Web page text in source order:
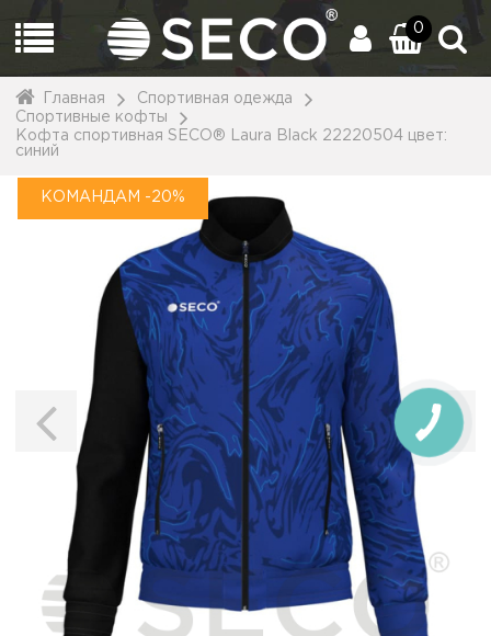
0
Главная
Спортивная одежда
Спортивные кофты
Кофта спортивная SECO® Laura Black 22220504 цвет:
синий
КОМАНДАМ -20%